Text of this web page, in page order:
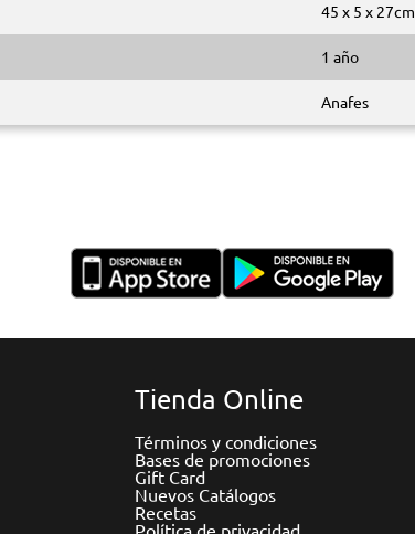
45 x 5 x 27cm
1 año
Anafes
Tienda Online
Términos y condiciones
Bases de promociones
Gift Card
Nuevos Catálogos
Recetas
Política de privacidad